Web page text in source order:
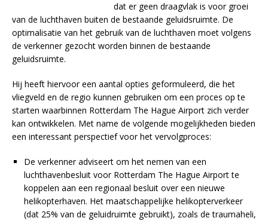
dat er geen draagvlak is voor groei
van de luchthaven buiten de bestaande geluidsruimte. De
optimalisatie van het gebruik van de luchthaven moet volgens
de verkenner gezocht worden binnen de bestaande
geluidsruimte.
Hij heeft hiervoor een aantal opties geformuleerd, die het
vliegveld en de regio kunnen gebruiken om een proces op te
starten waarbinnen Rotterdam The Hague Airport zich verder
kan ontwikkelen. Met name de volgende mogelijkheden bieden
een interessant perspectief voor het vervolgproces:
De verkenner adviseert om het nemen van een
luchthavenbesluit voor Rotterdam The Hague Airport te
koppelen aan een regionaal besluit over een nieuwe
helikopterhaven. Het maatschappelijke helikopterverkeer
(dat 25% van de geluidruimte gebruikt), zoals de traumaheli,